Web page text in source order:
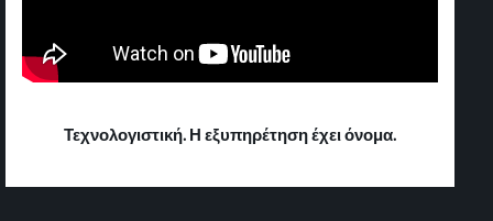
Τεχνολογιστική. Η εξυπηρέτηση έχει όνομα.